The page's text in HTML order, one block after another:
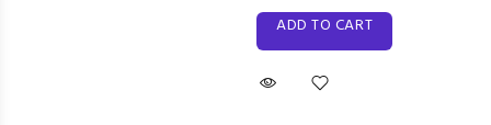
ADD TO CART